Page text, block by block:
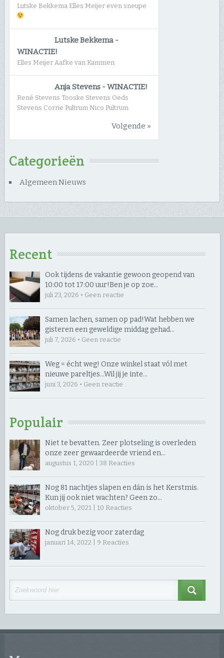
Lutske Bekkema Elles Meijer even sneupe
Lutske Bekkema -
WINACTIE!
Elles Meijer Aafke van Kammen
Anja Stevens -WINACTIE!
René Stevens Tooske Stevens Oeds
Stevens Corrie Pultrum Nico Pultrum
Volgende »
Categorieën
Algemeen Nieuws
Recent
Ook tijdens de vakantie gewoon geopend van
10:00 tot 17:00 uur! ​Ben je op zoe…
juli 23, 2026 • Geen reactie
Samen lachen, samen op pad! ​Wat hebben we
gisteren een geweldige middag gehad…
juli 7, 2026 • Geen reactie
Weg = écht weg! Onze winkel staat vól met
nieuwe pareltjes… ​Wil jij je inte…
juni 3, 2026 • Geen reactie
Populair
Niet te bevatten. Zeer plotseling is overleden
onze zeer gewaardeerde vriend en…
augustus 1, 2020 | 38 Reacties
Nog 81 nachtjes slapen en dán is het Kerstmis.
Kun jij ook niet wachten? Geen zo…
oktober 5, 2021 | 10 Reacties
Nog druk bezig voor zaterdag
januari 14, 2022 | 9 Reacties